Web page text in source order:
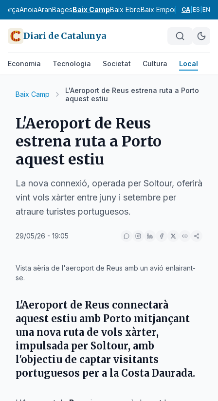
AnoiaAranBagesBaix CampBaix EbreBaix EmpordàBaix
CA ES EN
Diari de Catalunya
Economia Tecnologia Societat Cultura Local
Baix Camp
L'Aeroport de Reus estrena ruta a Porto
aquest estiu
L'Aeroport de Reus
estrena ruta a Porto
aquest estiu
La nova connexió, operada per Soltour, oferirà
vint vols xàrter entre juny i setembre per
atraure turistes portuguesos.
29/05/26 - 19:05
Vista aèria de l'aeroport de Reus amb un avió enlairant-
se.
L'Aeroport de Reus connectarà
aquest estiu amb Porto mitjançant
una nova ruta de vols xàrter,
impulsada per Soltour, amb
l'objectiu de captar visitants
portuguesos per a la Costa Daurada.